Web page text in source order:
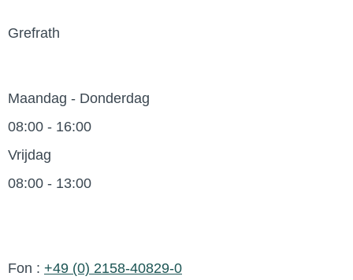
Grefrath
Maandag - Donderdag
08:00 - 16:00
Vrijdag
08:00 - 13:00
Fon : +49 (0) 2158-40829-0